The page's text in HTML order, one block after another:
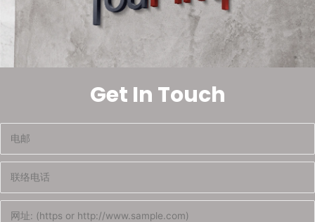
Get In Touch